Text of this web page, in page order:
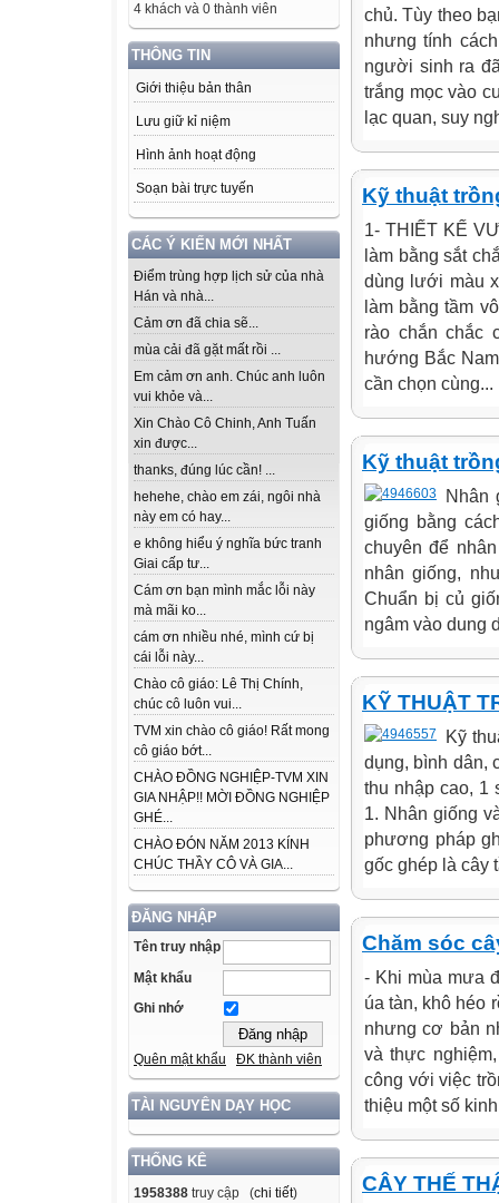
4 khách và 0 thành viên
THÔNG TIN
Giới thiệu bản thân
Lưu giữ kỉ niệm
Hình ảnh hoạt động
Soạn bài trực tuyến
CÁC Ý KIẾN MỚI NHẤT
Điểm trùng hợp lịch sử của nhà
Hán và nhà...
Cảm ơn đã chia sẽ...
mùa cải đã gặt mất rồi ...
Em cảm ơn anh. Chúc anh luôn
vui khỏe và...
Xin Chào Cô Chinh, Anh Tuấn
xin được...
thanks, đúng lúc cần! ...
hehehe, chào em zái, ngôi nhà
này em có hay...
e không hiểu ý nghĩa bức tranh
Giai cấp tư...
Cám ơn bạn mình mắc lỗi này
mà mãi ko...
cám ơn nhiều nhé, mình cứ bị
cái lỗi này...
Chào cô giáo: Lê Thị Chính,
chúc cô luôn vui...
TVM xin chào cô giáo! Rất mong
cô giáo bớt...
CHÀO ĐỒNG NGHIỆP-TVM XIN
GIA NHẬP!! MỜI ĐỒNG NGHIỆP
GHÉ...
CHÀO ĐÓN NĂM 2013 KÍNH
CHÚC THẦY CÔ VÀ GIA...
ĐĂNG NHẬP
Tên truy nhập
Mật khẩu
Ghi nhớ
Quên mật khẩu ĐK thành viên
TÀI NGUYÊN DẠY HỌC
THỐNG KÊ
1958388 truy cập (chi tiết)
chủ. Tùy theo
nhưng tính
người sinh ra
trắng mọc vào
lạc quan, suy
Kỹ thuật
1- THIẾT KẾ
làm bằng sắt
dùng lưới màu
làm bằng tầm
rào chắn chắc
hướng Bắc
cần chọn cùng...
Kỹ thuật
Nhân
giống bằng
chuyên để
nhân giống,
Chuẩn bị củ
ngâm vào dung
KỸ THUẬT
Kỹ
dụng, bình dân,
thu nhập cao, 1
1. Nhân giống
phương pháp
gốc ghép là cây
Chăm sóc
- Khi mùa mưa
úa tàn, khô héo
nhưng cơ bản
và thực
công với việc
thiệu một số
CÂY THẾ